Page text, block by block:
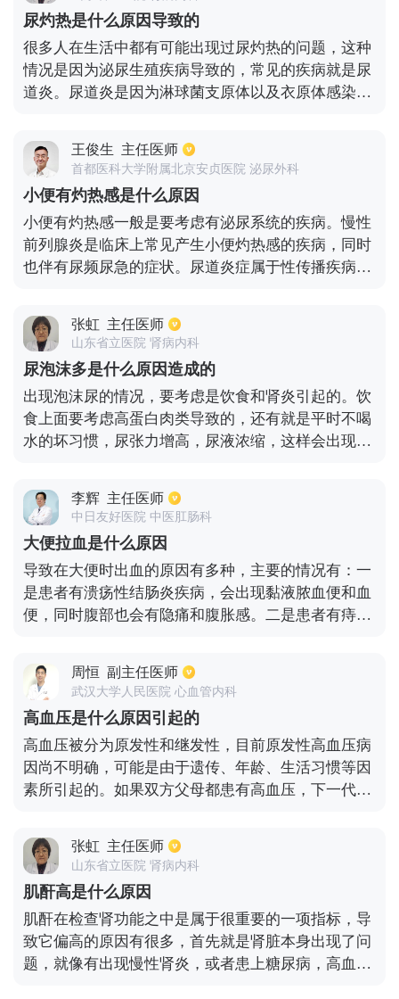
等症状，这样治疗的时间会长一些，大概2周以上，
必要时予以静脉输注抗生素治疗。还应该完善泌尿系
B超检查明确有无结石或者泌尿系肿瘤等情况。
尿灼热是什么原因导致的
很多人在生活中都有可能出现过尿灼热的问题，这种
情况是因为泌尿生殖疾病导致的，常见的疾病就是尿
道炎。尿道炎是因为淋球菌支原体以及衣原体感染导
家人混用毛巾，避免疾病传染给家人。尿道炎患者会
出现小便灼热还有小便刺痛的感觉，另外，尿道口的
分泌物也会增多。急性膀胱尿道炎也会导致小便灼热
的情况出现，这是因为大肠杆菌还有变形杆菌所引起
的疾病。男性如果有慢性前列腺炎的话，也有可能会
出现小便灼热的。患者的尿道压力会增大，尿液逆流
进入前列腺，这样就会导致炎症的出现。患者要注意
王俊生 主任医师
首都医科大学附属北京安贞医院 泌尿外科
小便有灼热感是什么原因
小便有灼热感一般是要考虑有泌尿系统的疾病。慢性
前列腺炎是临床上常见产生小便灼热感的疾病，同时
也伴有尿频尿急的症状。尿道炎症属于性传播疾病，
而导致尿道炎症。如果患者出现小便灼热并伴随一些
其他的表现，建议患者到医院结合病史做出综合判
断，针对病因进行明确治疗。
张虹 主任医师
山东省立医院 肾病内科
尿泡沫多是什么原因造成的
出现泡沫尿的情况，要考虑是饮食和肾炎引起的。饮
食上面要考虑高蛋白肉类导致的，还有就是平时不喝
水的坏习惯，尿张力增高，尿液浓缩，这样会出现许
规以及24小时尿蛋白定量，看下有没有蛋白尿，如果
蛋白尿提示阴性的，可以不用特殊处理，定期复查就
可以了；如果发现蛋白尿的话，要考虑肾炎的可能，
予以对症治疗。建议平时多吃点蔬菜，多喝水。
李辉 主任医师
中日友好医院 中医肛肠科
大便拉血是什么原因
导致在大便时出血的原因有多种，主要的情况有：一
是患者有溃疡性结肠炎疾病，会出现黏液脓血便和血
便，同时腹部也会有隐痛和腹胀感。二是患者有痔疮
或者是在手纸上有明显的鲜血，这需要进行指肛来确
诊。三是患者有克罗恩疾病，这种疾病的表现与溃疡
性结肠炎相似，可以通过做电子结肠镜和结肠镜下病
理活检，来具体明确疾因。另外还有一种情况，当消
化性溃疡和胃底食管静脉曲张现象时，会出大量的
血，从而在大便中也会有鲜血样，主要表现就是有暗
确诊。
周恒 副主任医师
武汉大学人民医院 心血管内科
高血压是什么原因引起的
高血压被分为原发性和继发性，目前原发性高血压病
因尚不明确，可能是由于遗传、年龄、生活习惯等因
素所引起的。如果双方父母都患有高血压，下一代的
高血压的发生几率增高，比如运动过少、体重超标、
过量饮酒等。继发性高血压通常是由于疾病所引起
的，比如慢性肾脏疾病、内分泌紊乱等。
张虹 主任医师
山东省立医院 肾病内科
肌酐高是什么原因
肌酐在检查肾功能之中是属于很重要的一项指标，导
致它偏高的原因有很多，首先就是肾脏本身出现了问
题，就像有出现慢性肾炎，或者患上糖尿病，高血压